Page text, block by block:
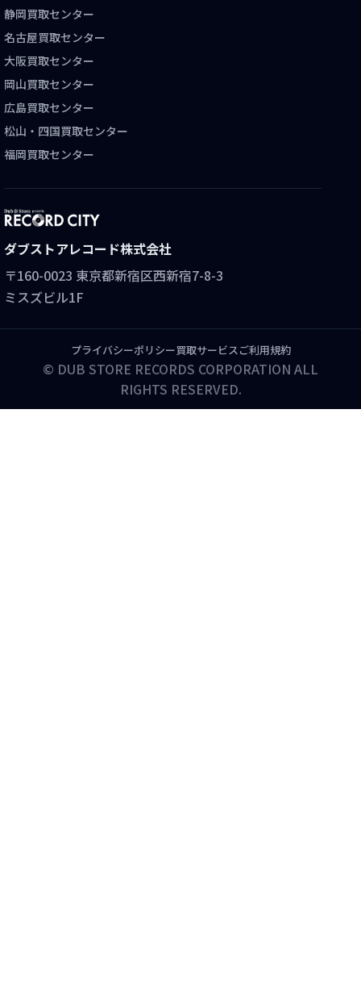
静岡買取センター
名古屋買取センター
大阪買取センター
岡山買取センター
広島買取センター
松山・四国買取センター
福岡買取センター
ダブストアレコード株式会社
〒160-0023 東京都新宿区西新宿7-8-3
ミスズビル1F
プライバシーポリシー買取サービスご利用規約
© DUB STORE RECORDS CORPORATION ALL
RIGHTS RESERVED.